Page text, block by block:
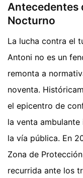
Antecedentes
Nocturno
La lucha contra el
Antoni no es un
remonta a
noventa.
el epicentro de
la venta
la vía pública. En
Zona de
recurrida ante los